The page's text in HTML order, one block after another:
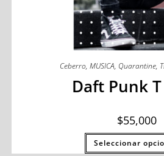
Ceberro, MUSICA, Quarantine,
Daft Punk
$55,000
Seleccionar